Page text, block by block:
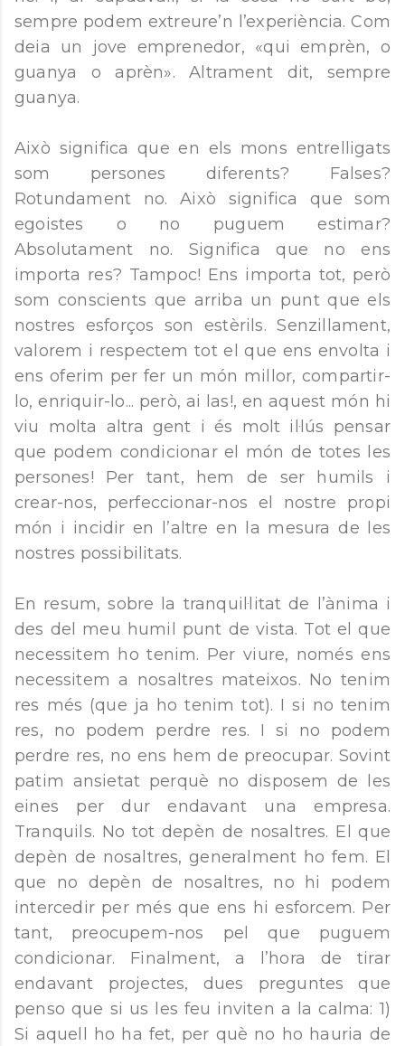
sempre podem extreure’n l’experiència. Com
deia un jove emprenedor, «qui emprèn, o
guanya o aprèn». Altrament dit, sempre
guanya.
Això significa que en els mons entrelligats
som persones diferents? Falses?
Rotundament no. Això significa que som
egoistes o no puguem estimar?
Absolutament no. Significa que no ens
importa res? Tampoc! Ens importa tot, però
som conscients que arriba un punt que els
nostres esforços son estèrils. Senzillament,
valorem i respectem tot el que ens envolta i
ens oferim per fer un món millor, compartir-
lo, enriquir-lo... però, ai las!, en aquest món hi
viu molta altra gent i és molt il·lús pensar
que podem condicionar el món de totes les
persones! Per tant, hem de ser humils i
crear-nos, perfeccionar-nos el nostre propi
món i incidir en l’altre en la mesura de les
nostres possibilitats.
En resum, sobre la tranquil·litat de l’ànima i
des del meu humil punt de vista. Tot el que
necessitem ho tenim. Per viure, només ens
necessitem a nosaltres mateixos. No tenim
res més (que ja ho tenim tot). I si no tenim
res, no podem perdre res. I si no podem
perdre res, no ens hem de preocupar. Sovint
patim ansietat perquè no disposem de les
eines per dur endavant una empresa.
Tranquils. No tot depèn de nosaltres. El que
depèn de nosaltres, generalment ho fem. El
que no depèn de nosaltres, no hi podem
intercedir per més que ens hi esforcem. Per
tant, preocupem-nos pel que puguem
condicionar. Finalment, a l’hora de tirar
endavant projectes, dues preguntes que
penso que si us les feu inviten a la calma: 1)
Si aquell ho ha fet, per què no ho hauria de